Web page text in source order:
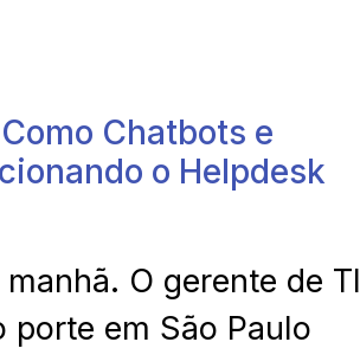
Chatbots e
o Helpdesk
O gerente de TI
porte em São Paulo